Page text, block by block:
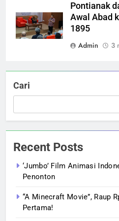
Pontianak
Awal Abad
1895
Admin
3
Cari
Recent Posts
‘Jumbo’ Film Animasi
Penonton
“A Minecraft Movie”, Raup
Pertama!